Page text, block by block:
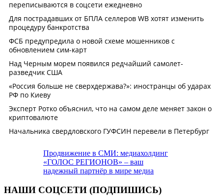
Продвижение в СМИ: медиахолдинг
«ГОЛОС РЕГИОНОВ» – ваш
надежный партнёр в мире медиа
НАШИ СОЦСЕТИ (ПОДПИШИСЬ)